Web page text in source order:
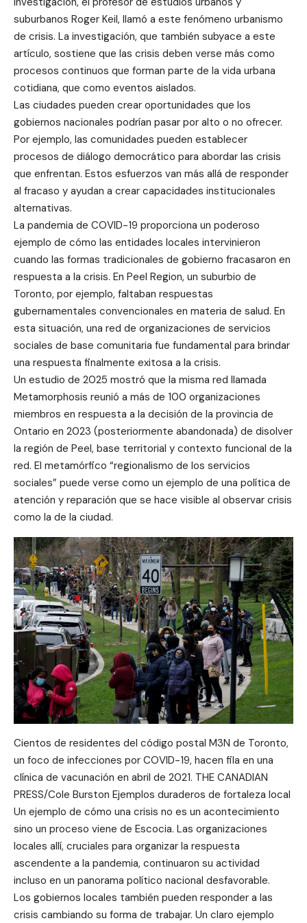
suburbanos Roger Keil, llamó a este fenómeno urbanismo
de crisis. La investigación, que también subyace a este
artículo, sostiene que las crisis deben verse más como
procesos continuos que forman parte de la vida urbana
cotidiana, que como eventos aislados.
Las ciudades pueden crear oportunidades que los
gobiernos nacionales podrían pasar por alto o no ofrecer.
Por ejemplo, las comunidades pueden establecer
procesos de diálogo democrático para abordar las crisis
que enfrentan. Estos esfuerzos van más allá de responder
al fracaso y ayudan a crear capacidades institucionales
alternativas.
La pandemia de COVID-19 proporciona un poderoso
ejemplo de cómo las entidades locales intervinieron
cuando las formas tradicionales de gobierno fracasaron en
respuesta a la crisis. En Peel Region, un suburbio de
Toronto, por ejemplo, faltaban respuestas
gubernamentales convencionales en materia de salud. En
esta situación, una red de organizaciones de servicios
sociales de base comunitaria fue fundamental para brindar
una respuesta finalmente exitosa a la crisis.
Un estudio de 2025 mostró que la misma red llamada
Metamorphosis reunió a más de 100 organizaciones
miembros en respuesta a la decisión de la provincia de
Ontario en 2023 (posteriormente abandonada) de disolver
la región de Peel, base territorial y contexto funcional de la
red. El metamórfico “regionalismo de los servicios
sociales” puede verse como un ejemplo de una política de
atención y reparación que se hace visible al observar crisis
como la de la ciudad.
Cientos de residentes del código postal M3N de Toronto,
un foco de infecciones por COVID-19, hacen fila en una
clínica de vacunación en abril de 2021. THE CANADIAN
PRESS/Cole Burston Ejemplos duraderos de fortaleza local
Un ejemplo de cómo una crisis no es un acontecimiento
sino un proceso viene de Escocia. Las organizaciones
locales allí, cruciales para organizar la respuesta
ascendente a la pandemia, continuaron su actividad
incluso en un panorama político nacional desfavorable.
Los gobiernos locales también pueden responder a las
crisis cambiando su forma de trabajar. Un claro ejemplo